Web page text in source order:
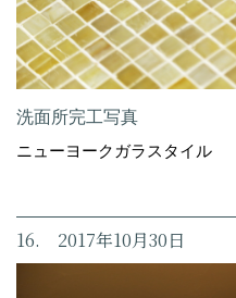
洗面所完工写真
ニューヨークガラスタイル
16. 2017年10月30日